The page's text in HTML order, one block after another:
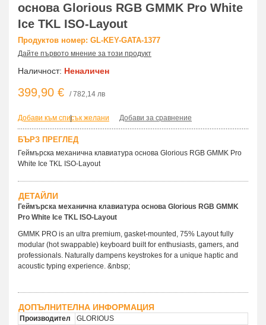
основа Glorious RGB GMMK Pro White
Ice TKL ISO-Layout
Продуктов номер: GL-KEY-GATA-1377
Дайте първото мнение за този продукт
Наличност: Неналичен
399,90 € / 782,14 лв
Добави към списък желани
| Добави за сравнение
БЪРЗ ПРЕГЛЕД
Геймърска механична клавиатура основа Glorious RGB GMMK Pro
White Ice TKL ISO-Layout
ДЕТАЙЛИ
Геймърска механична клавиатура основа Glorious RGB GMMK
Pro White Ice TKL ISO-Layout
GMMK PRO is an ultra premium, gasket-mounted, 75% Layout fully
modular (hot swappable) keyboard built for enthusiasts, gamers, and
professionals. Naturally dampens keystrokes for a unique haptic and
acoustic typing experience. &nbsp;
ДОПЪЛНИТЕЛНА ИНФОРМАЦИЯ
Производител
GLORIOUS